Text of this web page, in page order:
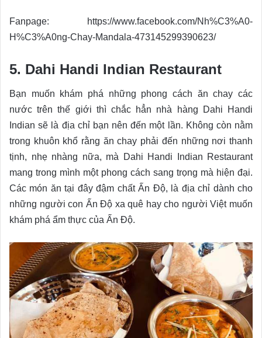
Fanpage: https://www.facebook.com/Nh%C3%A0-
H%C3%A0ng-Chay-Mandala-473145299390623/
5. Dahi Handi Indian Restaurant
Bạn muốn khám phá những phong cách ăn chay các
nước trên thế giới thì chắc hẳn nhà hàng Dahi Handi
Indian sẽ là địa chỉ bạn nên đến một lần. Không còn nằm
trong khuôn khổ rằng ăn chay phải đến những nơi thanh
tịnh, nhẹ nhàng nữa, mà Dahi Handi Indian Restaurant
mang trong mình một phong cách sang trọng mà hiện đại.
Các món ăn tại đây đậm chất Ấn Độ, là địa chỉ dành cho
những người con Ấn Độ xa quê hay cho người Việt muốn
khám phá ẩm thực của Ấn Độ.